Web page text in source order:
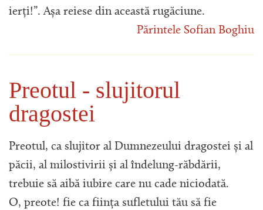
ierți!”. Așa reiese din această rugăciune.
Părintele Sofian Boghiu
Preotul - slujitorul
dragostei
Preotul, ca slujitor al Dumnezeului dragostei și al
păcii, al milostivirii și al îndelung-răbdării,
trebuie să aibă iubire care nu cade niciodată.
O, preote! fie ca ființa sufletului tău să fie